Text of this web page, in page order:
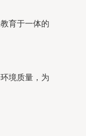
育于一体的
境质量，为